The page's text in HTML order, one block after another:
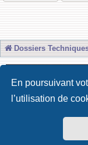
En poursuivant
l’utilisation de
Dossiers